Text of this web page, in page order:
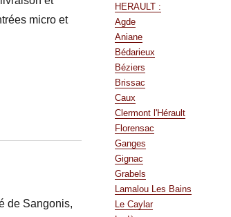
micro et
de Sangonis,
HERAULT :
Agde
Aniane
Bédarieux
Béziers
Brissac
Caux
Clermont l'Hérault
Florensac
Ganges
Gignac
Grabels
Lamalou Les Bains
Le Caylar